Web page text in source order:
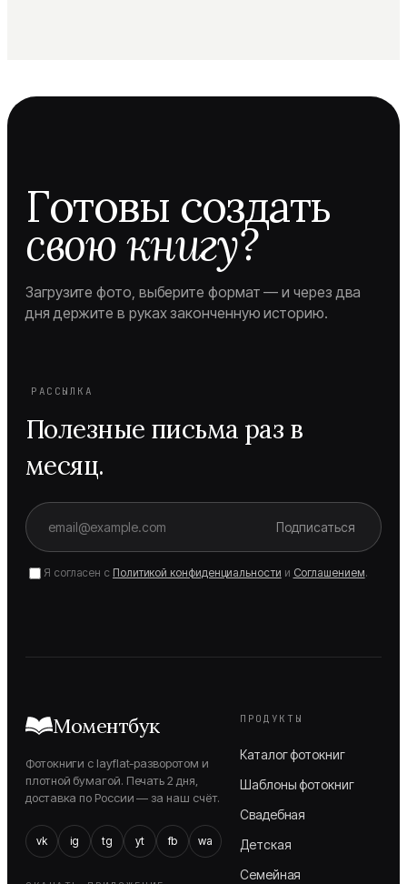
Готовы создать
свою книгу?
Загрузите фото, выберите формат — и через два
дня держите в руках законченную историю.
РАССЫЛКА
Полезные письма раз в
месяц.
Подписаться
Я согласен с Политикой конфиденциальности и Соглашением.
Моментбук
Фотокниги с layflat-разворотом и
плотной бумагой. Печать 2 дня,
доставка по России — за наш счёт.
vk ig tg yt fb wa
ПРОДУКТЫ
Каталог фотокниг
Шаблоны фотокниг
Свадебная
Детская
Семейная